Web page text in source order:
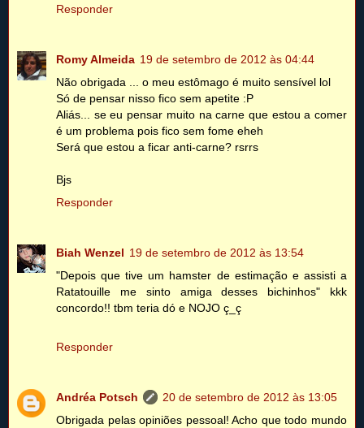
Responder
Romy Almeida 19 de setembro de 2012 às 04:44
Não obrigada ... o meu estômago é muito sensível lol
Só de pensar nisso fico sem apetite :P
Aliás... se eu pensar muito na carne que estou a comer
é um problema pois fico sem fome eheh
Será que estou a ficar anti-carne? rsrrs
Bjs
Responder
Biah Wenzel 19 de setembro de 2012 às 13:54
"Depois que tive um hamster de estimação e assisti a
Ratatouille me sinto amiga desses bichinhos" kkk
concordo!! tbm teria dó e NOJO ç_ç
Responder
Andréa Potsch
20 de setembro de 2012 às 13:05
Obrigada pelas opiniões pessoal! Acho que todo mundo